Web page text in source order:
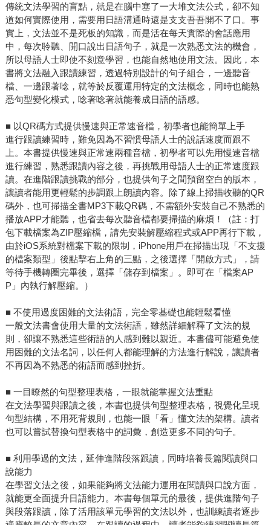
傳統文法學習的盲點，就是在腦中塞了一大堆文法公式，卻不知
道如何實際使用，需要用日語溝通時還是支支吾吾開不了口。事
實上，文法並不是死板的知識，而是活在每天實際的會話應用
中，每次聆聽、開口說出日語句子，就是一次熟悉文法的機會，
所以母語人士即使不刻意學習，也能自然地使用文法。因此，本
書將文法融入跟讀練習，透過特別設計的句子組合，一邊聽音
檔、一邊跟著唸，就等於反覆運用特定的文法概念，同時也能熟
悉句型變化模式，唸著唸著就能養成日語的語感。
■ 以QR碼方式提供慢速與正常速音檔，初學者也能簡單上手
進行跟讀練習時，難免因為不習慣母語人士的說話速度而跟不
上。本書提供慢速與正常速兩種音檔，初學者可以先用慢速音檔
進行練習，熟悉跟讀內容之後，再挑戰用母語人士的正常速度跟
讀。在進階跟讀挑戰的部分，也提供句子之間預留空白的版本，
讓讀者能用更輕鬆的步調跟上朗讀內容。除了線上掃描收聽的QR
碼外，也可掃描全書MP3下載QR碼，不需額外安裝自己不熟悉的
播放APP才能聽，也省去每次聽音檔都要掃描的麻煩！（註：打
包下載檔案為ZIP壓縮檔，請先安裝解壓縮程式或APP再行下載，
由於iOS系統對檔案下載的限制，iPhone用戶在掃描出現「不支援
的檔案類型」後點擊右上角的三點，之後選擇「開啟方式」，請
等待手機轉圈完畢後，選擇「儲存到檔案」。即可在「檔案AP
P」內執行解壓縮。）
■ 不使用過度困難的文法術語，完全零基礎也能輕鬆看懂
一般文法書會使用大量的文法術語，雖然詳細解釋了文法的規
則，卻讓不熟悉這些術語的人感到難以親近。本書儘可能避免使
用困難的文法名詞，以任何人都能理解的方法進行解說，讓讀者
不再因為不熟悉的術語而感到挫折。
■ 一目瞭然的句型整理表格，一眼就能掌握文法重點
在文法學習與跟讀之後，本書也提供句型整理表格，視覺化呈現
句型結構，不用死背規則，也能一眼「看」懂文法的架構。讀者
也可以嘗試替換句型表格中的詞彙，創造更多不同的句子。
■ 利用學過的文法，延伸進階段落跟讀，同時培養長篇閱讀與口
說能力
在學習文法之後，如果能夠將文法能力運用在閱讀與口說方面，
就能更全面提升日語能力。本書每個單元的最後，提供進階句子
與段落跟讀，除了活用該單元學習的文法以外，也訓練讀者逐步